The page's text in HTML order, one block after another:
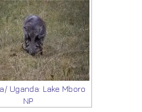
Uganda: Lake Mboro
NP